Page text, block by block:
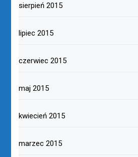
sierpień 2015
lipiec 2015
czerwiec 2015
maj 2015
kwiecień 2015
marzec 2015